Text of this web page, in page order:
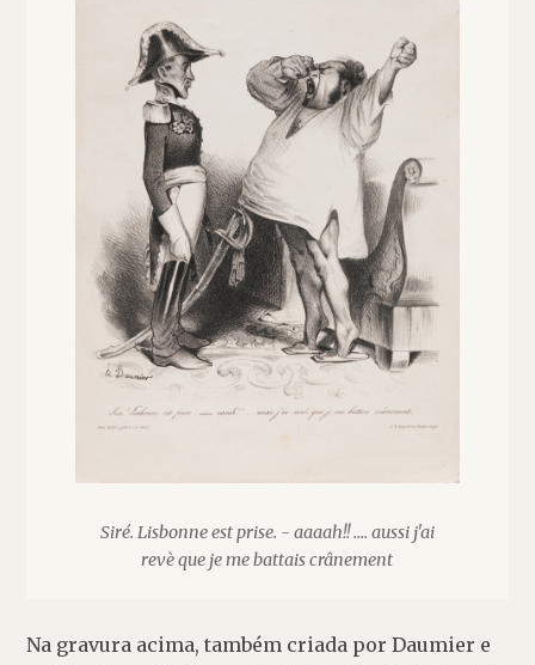
Siré. Lisbonne est prise. - aaaah!! .... aussi j'ai
revè que je me battais crânement
Na gravura acima, também criada por Daumier e